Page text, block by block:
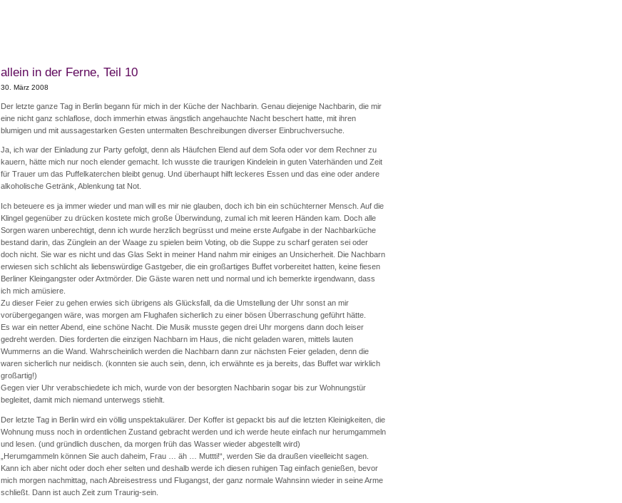
allein in der Ferne, Teil 10
30. März 2008
Der letzte ganze Tag in Berlin begann für mich in der Küche der Nachbarin. Genau diejenige Nachbarin, die mir
eine nicht ganz schlaflose, doch immerhin etwas ängstlich angehauchte Nacht beschert hatte, mit ihren
blumigen und mit aussagestarken Gesten untermalten Beschreibungen diverser Einbruchversuche.
Ja, ich war der Einladung zur Party gefolgt, denn als Häufchen Elend auf dem Sofa oder vor dem Rechner zu
kauern, hätte mich nur noch elender gemacht. Ich wusste die traurigen Kindelein in guten Vaterhänden und Zeit
für Trauer um das Puffelkaterchen bleibt genug. Und überhaupt hilft leckeres Essen und das eine oder andere
alkoholische Getränk, Ablenkung tat Not.
Ich beteuere es ja immer wieder und man will es mir nie glauben, doch ich bin ein schüchterner Mensch. Auf die
Klingel gegenüber zu drücken kostete mich große Überwindung, zumal ich mit leeren Händen kam. Doch alle
Sorgen waren unberechtigt, denn ich wurde herzlich begrüsst und meine erste Aufgabe in der Nachbarküche
bestand darin, das Zünglein an der Waage zu spielen beim Voting, ob die Suppe zu scharf geraten sei oder
doch nicht. Sie war es nicht und das Glas Sekt in meiner Hand nahm mir einiges an Unsicherheit. Die Nachbarn
erwiesen sich schlicht als liebenswürdige Gastgeber, die ein großartiges Buffet vorbereitet hatten, keine fiesen
Berliner Kleingangster oder Axtmörder. Die Gäste waren nett und normal und ich bemerkte irgendwann, dass
ich mich amüsiere.
Zu dieser Feier zu gehen erwies sich übrigens als Glücksfall, da die Umstellung der Uhr sonst an mir
vorübergegangen wäre, was morgen am Flughafen sicherlich zu einer bösen Überraschung geführt hätte.
Es war ein netter Abend, eine schöne Nacht. Die Musik musste gegen drei Uhr morgens dann doch leiser
gedreht werden. Dies forderten die einzigen Nachbarn im Haus, die nicht geladen waren, mittels lauten
Wummerns an die Wand. Wahrscheinlich werden die Nachbarn dann zur nächsten Feier geladen, denn die
waren sicherlich nur neidisch. (konnten sie auch sein, denn, ich erwähnte es ja bereits, das Buffet war wirklich
großartig!)
Gegen vier Uhr verabschiedete ich mich, wurde von der besorgten Nachbarin sogar bis zur Wohnungstür
begleitet, damit mich niemand unterwegs stiehlt.
Der letzte Tag in Berlin wird ein völlig unspektakulärer. Der Koffer ist gepackt bis auf die letzten Kleinigkeiten, die
Wohnung muss noch in ordentlichen Zustand gebracht werden und ich werde heute einfach nur herumgammeln
und lesen. (und gründlich duschen, da morgen früh das Wasser wieder abgestellt wird)
„Herumgammeln können Sie auch daheim, Frau … äh … Muttti!“, werden Sie da draußen vieelleicht sagen.
Kann ich aber nicht oder doch eher selten und deshalb werde ich diesen ruhigen Tag einfach genießen, bevor
mich morgen nachmittag, nach Abreisestress und Flugangst, der ganz normale Wahnsinn wieder in seine Arme
schließt. Dann ist auch Zeit zum Traurig-sein.